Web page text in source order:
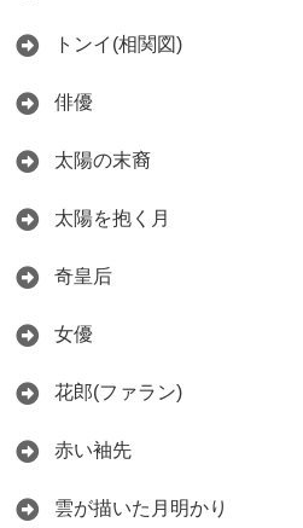
トンイ(相関図)
俳優
太陽の末裔
太陽を抱く月
奇皇后
女優
花郎(ファラン)
赤い袖先
雲が描いた月明かり